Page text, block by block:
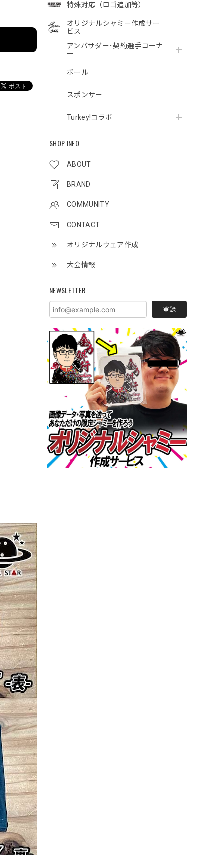
特殊対応（ロゴ追加等）
オリジナルシャミー作成サー
ビス
アンバサダー･契約選手コーナ
ー
ボール
スポンサー
Turkey!コラボ
SHOP INFO
ABOUT
BRAND
COMMUNITY
CONTACT
オリジナルウェア作成
大会情報
NEWSLETTER
登録